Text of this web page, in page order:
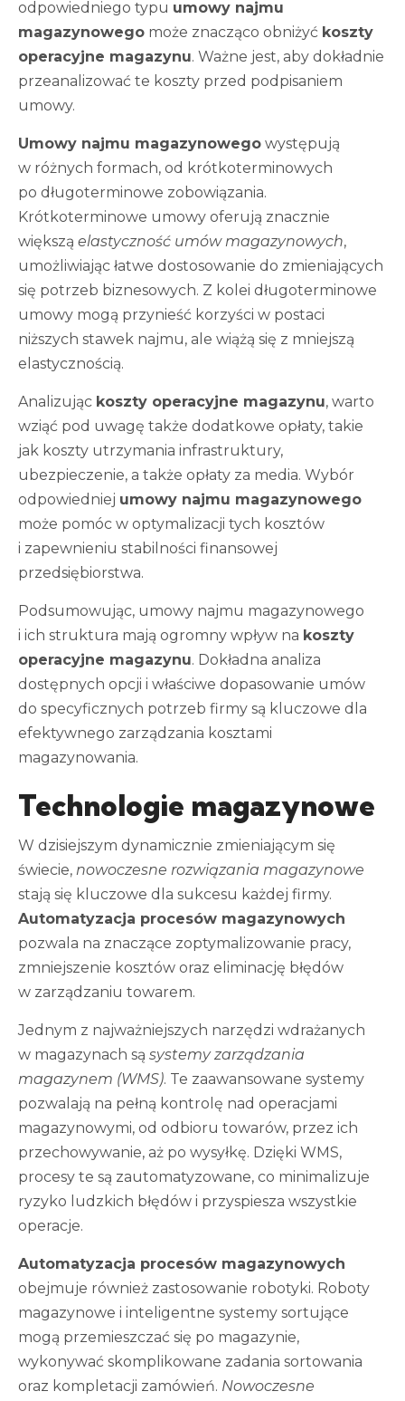
odpowiedniego typu umowy najmu
magazynowego może znacząco obniżyć koszty
operacyjne magazynu. Ważne jest, aby dokładnie
przeanalizować te koszty przed podpisaniem
umowy.
Umowy najmu magazynowego występują
w różnych formach, od krótkoterminowych
po długoterminowe zobowiązania.
Krótkoterminowe umowy oferują znacznie
większą elastyczność umów magazynowych,
umożliwiając łatwe dostosowanie do zmieniających
się potrzeb biznesowych. Z kolei długoterminowe
umowy mogą przynieść korzyści w postaci
niższych stawek najmu, ale wiążą się z mniejszą
elastycznością.
Analizując koszty operacyjne magazynu, warto
wziąć pod uwagę także dodatkowe opłaty, takie
jak koszty utrzymania infrastruktury,
ubezpieczenie, a także opłaty za media. Wybór
odpowiedniej umowy najmu magazynowego
może pomóc w optymalizacji tych kosztów
i zapewnieniu stabilności finansowej
przedsiębiorstwa.
Podsumowując, umowy najmu magazynowego
i ich struktura mają ogromny wpływ na koszty
operacyjne magazynu. Dokładna analiza
dostępnych opcji i właściwe dopasowanie umów
do specyficznych potrzeb firmy są kluczowe dla
efektywnego zarządzania kosztami
magazynowania.
Technologie magazynowe
W dzisiejszym dynamicznie zmieniającym się
świecie, nowoczesne rozwiązania magazynowe
stają się kluczowe dla sukcesu każdej firmy.
Automatyzacja procesów magazynowych
pozwala na znaczące zoptymalizowanie pracy,
zmniejszenie kosztów oraz eliminację błędów
w zarządzaniu towarem.
Jednym z najważniejszych narzędzi wdrażanych
w magazynach są systemy zarządzania
magazynem (WMS). Te zaawansowane systemy
pozwalają na pełną kontrolę nad operacjami
magazynowymi, od odbioru towarów, przez ich
przechowywanie, aż po wysyłkę. Dzięki WMS,
procesy te są zautomatyzowane, co minimalizuje
ryzyko ludzkich błędów i przyspiesza wszystkie
operacje.
Automatyzacja procesów magazynowych
obejmuje również zastosowanie robotyki. Roboty
magazynowe i inteligentne systemy sortujące
mogą przemieszczać się po magazynie,
wykonywać skomplikowane zadania sortowania
oraz kompletacji zamówień. Nowoczesne